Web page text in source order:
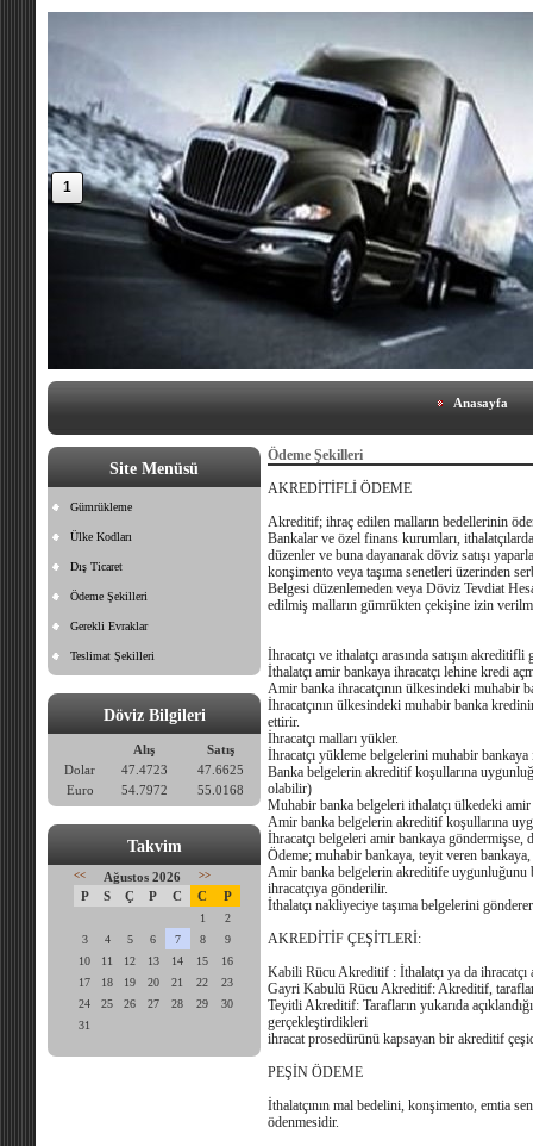
1
Anasayfa
Site Menüsü
Gümrükleme
Ülke Kodları
Dış Ticaret
Ödeme Şekilleri
Gerekli Evraklar
Teslimat Şekilleri
Döviz Bilgileri
Alış
Satış
Dolar
47.4723
47.6625
Euro
54.7972 55.0168
Takvim
<< Ağustos 2026 >>
P S Ç P C C P
1
2
3
4 5 6 7 8
9
10
11 12 13 14 15
16
17
18 19 20 21 22
23
24
25 26 27 28 29
30
31
Ödeme Şekilleri
AKREDİTİFLİ ÖDEME
Akreditif; ihraç edilen malların bedellerinin
Bankalar ve özel finans kurumları,
düzenler ve buna dayanarak döviz satışı
konşimento veya taşıma senetleri üzerinden
Belgesi düzenlemeden veya Döviz Tevdiat
edilmiş malların gümrükten çekişine izin
İhracatçı ve ithalatçı arasında satışın
İthalatçı amir bankaya ihracatçı lehine kredi
Amir banka ihracatçının ülkesindeki muhabir
İhracatçının ülkesindeki muhabir banka
ettirir.
İhracatçı malları yükler.
İhracatçı yükleme belgelerini muhabir bankaya
Banka belgelerin akreditif koşullarına
olabilir)
Muhabir banka belgeleri ithalatçı ülkedeki
Amir banka belgelerin akreditif koşullarına
İhracatçı belgeleri amir bankaya göndermişse,
Ödeme; muhabir bankaya, teyit veren
Amir banka belgelerin akreditife uygunluğunu
ihracatçıya gönderilir.
İthalatçı nakliyeciye taşıma belgelerini
AKREDİTİF ÇEŞİTLERİ:
Kabili Rücu Akreditif : İthalatçı ya da
Gayri Kabulü Rücu Akreditif: Akreditif,
Teyitli Akreditif: Tarafların yukarıda
gerçekleştirdikleri
ihracat prosedürünü kapsayan bir akreditif
PEŞİN ÖDEME
İthalatçının mal bedelini, konşimento, emtia
ödenmesidir.